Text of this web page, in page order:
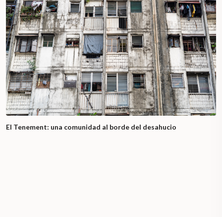
El Tenement: una comunidad al borde del desahucio